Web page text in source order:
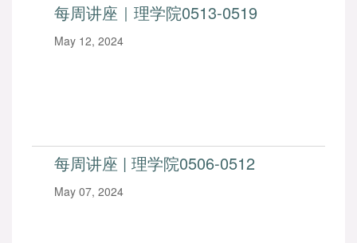
每周讲座｜理学院0513-0519
May 12, 2024
每周讲座 | 理学院0506-0512
May 07, 2024